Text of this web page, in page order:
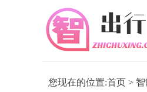
您现在的位置:首页 >